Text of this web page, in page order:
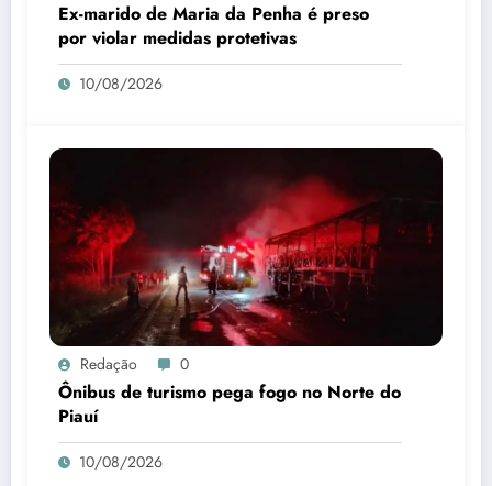
Ex-marido de Maria da Penha é preso
por violar medidas protetivas
10/08/2026
Redação 0
Ônibus de turismo pega fogo no Norte do
Piauí
10/08/2026